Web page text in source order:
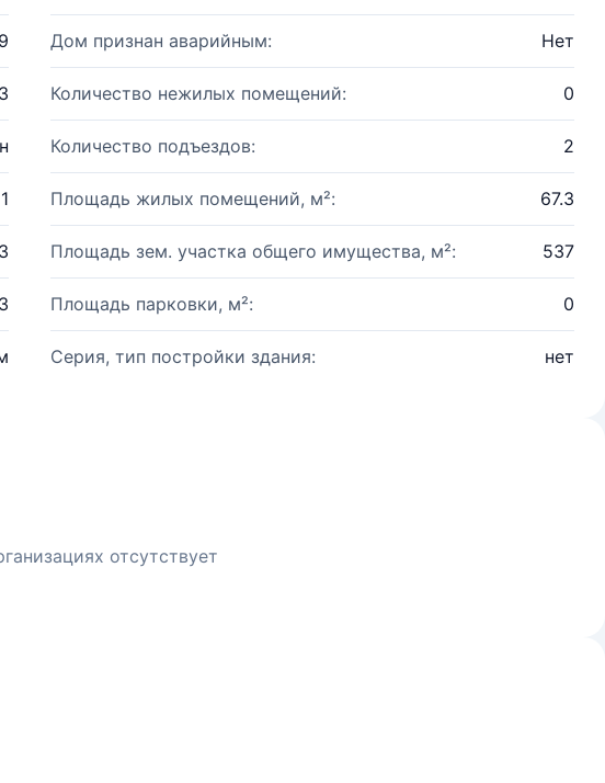
Дом признан аварийным: Нет
3 Количество нежилых помещений: 0
Количество подъездов: 2
1 Площадь жилых помещений, м²: 67.3
Площадь зем. участка общего имущества, м²: 537
Площадь парковки, м²: 0
Серия, тип постройки здания: нет
отсутствует